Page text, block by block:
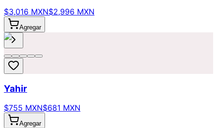
$3,016 MXN$2,996 MXN
Agregar
Yahir
$755 MXN$681 MXN
Agregar